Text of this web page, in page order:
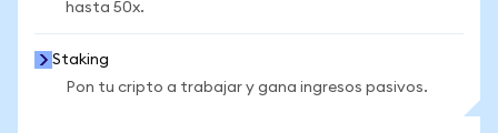
hasta 50x.
Staking
Pon tu cripto a trabajar y gana ingresos pasivos.